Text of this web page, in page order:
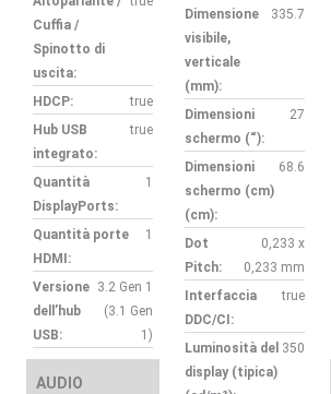
Cuffia /
Spinotto di
uscita:
HDCP:
true
Hub USB
integrato:
true
Quantità
DisplayPorts:
1
Quantità porte
HDMI:
1
Versione
dell’hub
USB:
3.2 Gen 1
(3.1 Gen
1)
AUDIO
Dimensione
visibile,
verticale
(mm):
335.7
Dimensioni
schermo (“):
27
Dimensioni
schermo (cm)
(cm):
68.6
Dot
Pitch:
0,233 x
0,233 mm
Interfaccia
DDC/CI:
true
Luminosità del
display (tipica)
350